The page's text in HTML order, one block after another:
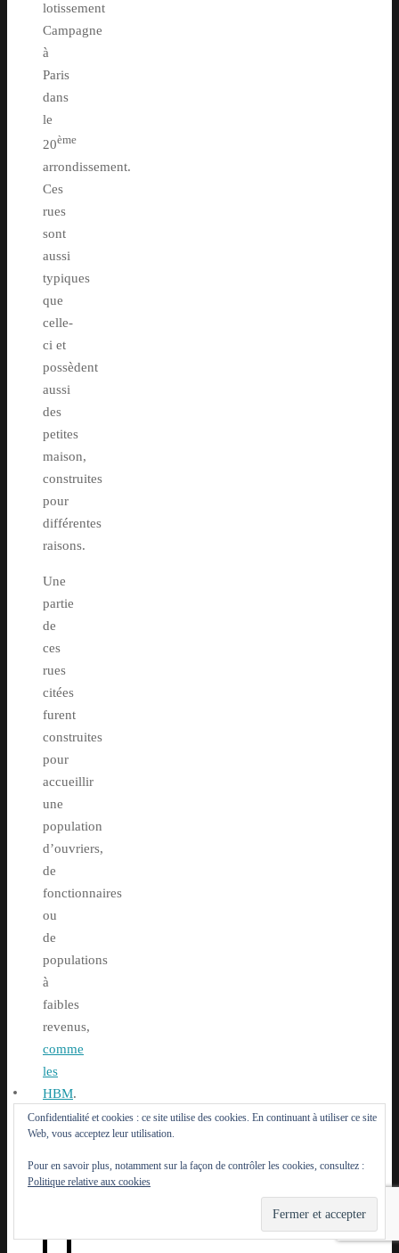
lotissement
Campagne
à
Paris
dans
le
20ème
arrondissement.
Ces
rues
sont
aussi
typiques
que
celle-
ci et
possèdent
aussi
des
petites
maison,
construites
pour
différentes
raisons.
Une
partie
de
ces
rues
citées
furent
construites
pour
accueillir
une
population
d’ouvriers,
de
fonctionnaires
ou
de
populations
à
faibles
revenus,
comme
les
HBM.
Confidentialité et cookies : ce site utilise des cookies. En continuant à utiliser ce site
Web, vous acceptez leur utilisation.
Pour en savoir plus, notamment sur la façon de contrôler les cookies, consultez :
Politique relative aux cookies